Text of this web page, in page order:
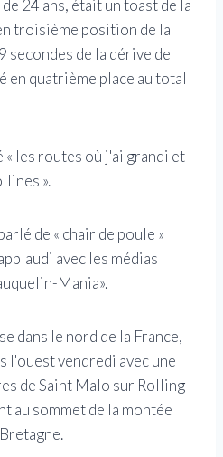
24 ans, était un toast de la
troisième position de la
secondes de la dérive de
en quatrième place au total
« les routes où j'ai grandi et
».
de « chair de poule »
avec les médias
Mania».
dans le nord de la France,
l'ouest vendredi avec une
de Saint Malo sur Rolling
au sommet de la montée